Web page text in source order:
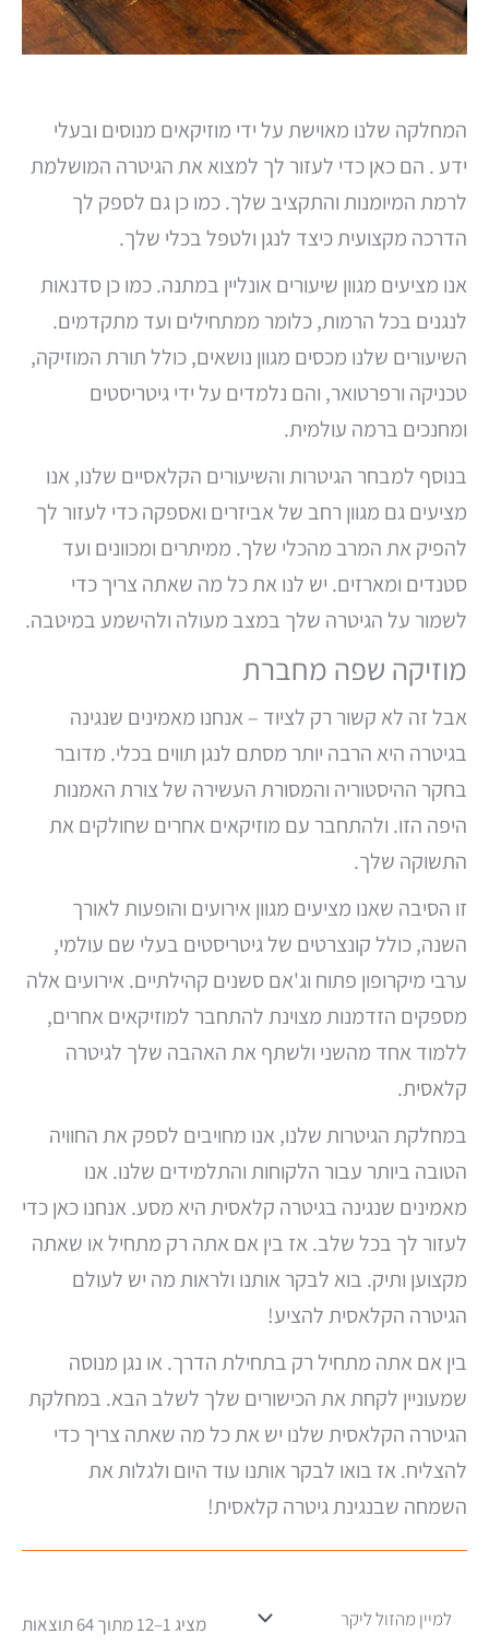
המחלקה שלנו מאוישת על ידי מוזיקאים מנוסים ובעלי
ידע . הם כאן כדי לעזור לך למצוא את הגיטרה המושלמת
לרמת המיומנות והתקציב שלך. כמו כן גם לספק לך
הדרכה מקצועית כיצד לנגן ולטפל בכלי שלך.
אנו מציעים מגוון שיעורים אונליין במתנה. כמו כן סדנאות
לנגנים בכל הרמות, כלומר ממתחילים ועד מתקדמים.
השיעורים שלנו מכסים מגוון נושאים, כולל תורת המוזיקה,
טכניקה ורפרטואר, והם נלמדים על ידי גיטריסטים
ומחנכים ברמה עולמית.
בנוסף למבחר הגיטרות והשיעורים הקלאסיים שלנו, אנו
מציעים גם מגוון רחב של אביזרים ואספקה כדי לעזור לך
להפיק את המרב מהכלי שלך. ממיתרים ומכוונים ועד
סטנדים ומארזים. יש לנו את כל מה שאתה צריך כדי
לשמור על הגיטרה שלך במצב מעולה ולהישמע במיטבה.
מוזיקה שפה מחברת
אבל זה לא קשור רק לציוד – אנחנו מאמינים שנגינה
בגיטרה היא הרבה יותר מסתם לנגן תווים בכלי. מדובר
בחקר ההיסטוריה והמסורת העשירה של צורת האמנות
היפה הזו. ולהתחבר עם מוזיקאים אחרים שחולקים את
התשוקה שלך.
זו הסיבה שאנו מציעים מגוון אירועים והופעות לאורך
השנה, כולל קונצרטים של גיטריסטים בעלי שם עולמי,
ערבי מיקרופון פתוח וג'אם סשנים קהילתיים. אירועים אלה
מספקים הזדמנות מצוינת להתחבר למוזיקאים אחרים,
ללמוד אחד מהשני ולשתף את האהבה שלך לגיטרה
קלאסית.
במחלקת הגיטרות שלנו, אנו מחויבים לספק את החוויה
הטובה ביותר עבור הלקוחות והתלמידים שלנו. אנו
מאמינים שנגינה בגיטרה קלאסית היא מסע. אנחנו כאן כדי
לעזור לך בכל שלב. אז בין אם אתה רק מתחיל או שאתה
מקצוען ותיק. בוא לבקר אותנו ולראות מה יש לעולם
הגיטרה הקלאסית להציע!
בין אם אתה מתחיל רק בתחילת הדרך. או נגן מנוסה
שמעוניין לקחת את הכישורים שלך לשלב הבא. במחלקת
הגיטרה הקלאסית שלנו יש את כל מה שאתה צריך כדי
להצליח. אז בואו לבקר אותנו עוד היום ולגלות את
השמחה שבנגינת גיטרה קלאסית!
מציג 1–12 מתוך 64 תוצאות